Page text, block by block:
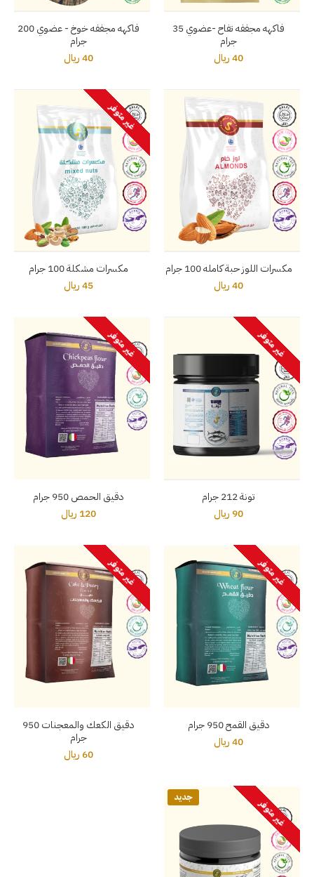
فاكهه مجففه تفاح -عضوي 35
جرام
40 ريال
فاكهه مجففه خوخ - عضوي 200
جرام
40 ريال
مكسرات اللوز حبة كامله 100 جرام
40 ريال
غير متوفر
مكسرات مشكلة 100 جرام
45 ريال
غير متوفر
تونة 212 جرام
90 ريال
غير متوفر
دقيق الحمص 950 جرام
120 ريال
غير متوفر
دقيق القمح 950 جرام
40 ريال
غير متوفر
دقيق الكعك والمعجنات 950
جرام
60 ريال
جديد
غير متوفر